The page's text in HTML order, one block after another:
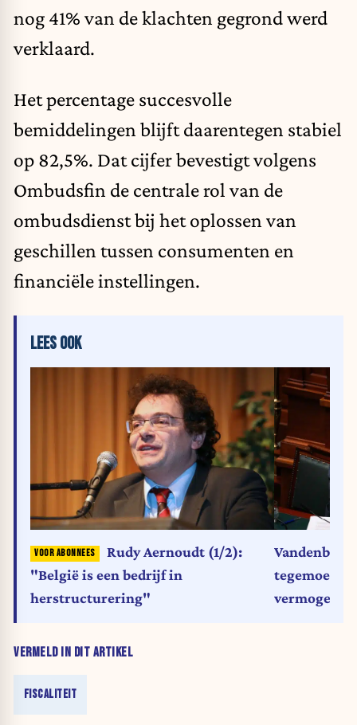
nog 41% van de klachten gegrond werd
verklaard.
Het percentage succesvolle
bemiddelingen blijft daarentegen stabiel
op 82,5%. Dat cijfer bevestigt volgens
Ombudsfin de centrale rol van de
ombudsdienst bij het oplossen van
geschillen tussen consumenten en
financiële instellingen.
VERMELD IN DIT ARTIKEL
FISCALITEIT
LEES OOK
Rudy Aernoudt (1/2):
"België is een bedrijf in
herstructurering"